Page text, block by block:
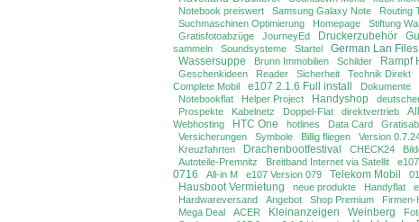
Notebook preiswert Samsung Galaxy Note Routing
Suchmaschinen Optimierung
Homepage Stiftung
Gratisfotoabzüge
JourneyEd Druckerzubehör
sammeln
Soundsysteme Startel German Lan Files
Wassersuppe Brunn Immobilien Schilder Rampf
Geschenkideen
Reader Sicherheit Technik Direkt
Complete Mobil
e107 2.1.6 Full install Dokumente
Notebookflat Helper Project Handyshop
Prospekte Kabelnetz Doppel-Flat direktvertrieb
Webhosting
HTC One hotlines Data Card
Versicherungen Symbole Billig fliegen Version
Kreuzfahrten
Drachenbootfestival CHECK24
Autoteile-Premnitz Breitband Internet via Satellit
0716
All-in M e107 Version 079 Telekom Mobil
Hausboot Vermietung neue produkte Handyflat
Hardwareversand
Angebot Shop Premium Firmen-
Mega Deal
ACER Kleinanzeigen Weinberg